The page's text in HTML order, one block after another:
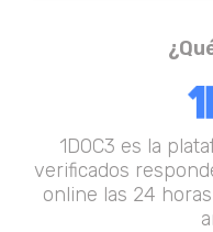
1DOC3 es la
verificados
online las 24